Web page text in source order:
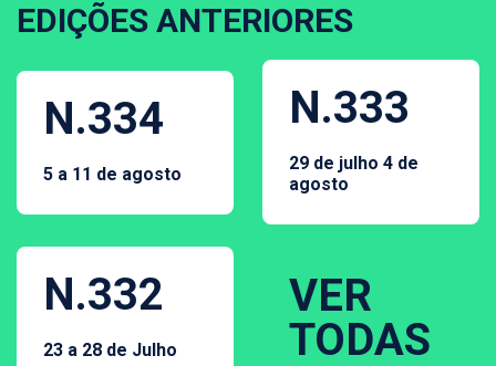
EDIÇÕES ANTERIORES
N.334
5 a 11 de agosto
N.333
29 de julho 4 de
agosto
N.332
23 a 28 de Julho
VER
TODAS